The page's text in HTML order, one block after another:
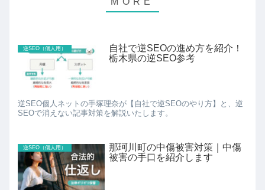
逆SEO（個人用）
自社で逆SEOの進め方を紹介！
栃木県の逆SEO参考
逆SEO個人ネットの手塚理奈が【自社で逆SEOのやり方】と、逆
SEOで消えない記事対策を解説いたします。
逆SEO（個人用）
那珂川町の中傷被害対策｜中傷
被害の手口を紹介します